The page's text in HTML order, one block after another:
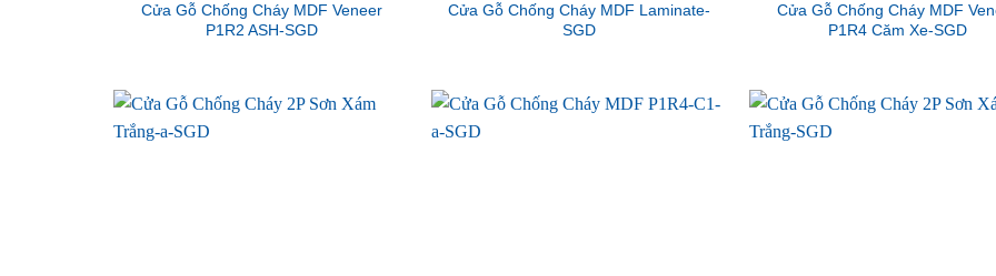
Cửa Gỗ Chống Cháy MDF Veneer
P1R2 ASH-SGD
Cửa Gỗ Chống Cháy MDF Laminate-
SGD
Cửa Gỗ Chống Cháy MDF
P1R4 Căm Xe-SGD